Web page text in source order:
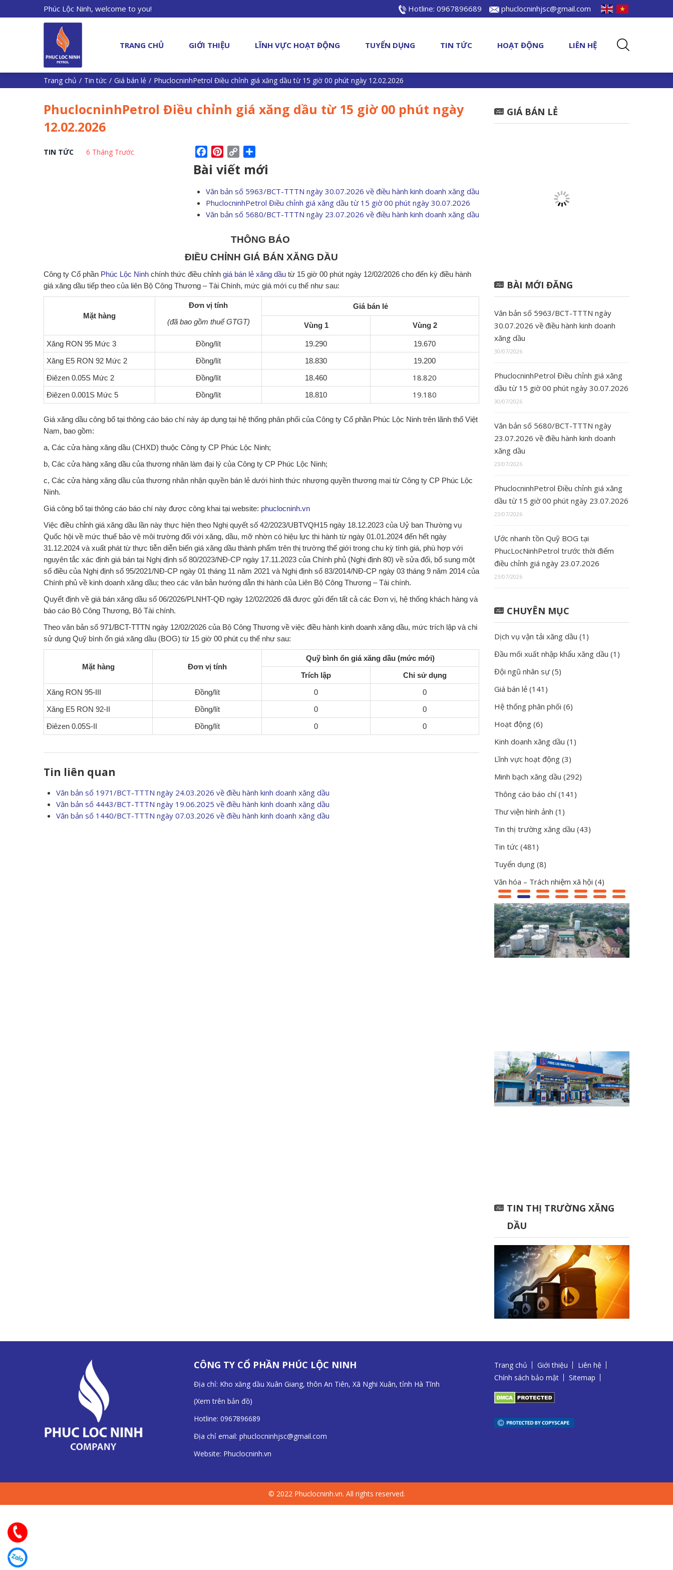
Phúc Lộc Ninh, welcome to you! Hotline: 0967896689 phuclocninhjsc@gmail.com
TRANG CHỦ GIỚI THIỆU LĨNH VỰC HOẠT ĐỘNG TUYỂN DỤNG TIN TỨC HOẠT ĐỘNG LIÊN HỆ
Trang chủ / Tin tức / Giá bán lẻ / PhuclocninhPetrol Điều chỉnh giá xăng dầu từ 15 giờ 00 phút ngày 12.02.2026
PhuclocninhPetrol Điều chỉnh giá xăng dầu từ 15 giờ 00 phút ngày
12.02.2026
TIN TỨC 6 Tháng Trước FacebookPinterest
Copy
Bài viết mới
Văn bản số 5963/BCT-TTTN ngày 30.07.2026 về điều hành kinh doanh xăng dầu
PhuclocninhPetrol Điều chỉnh giá xăng dầu từ 15 giờ 00 phút ngày 30.07.2026
Văn bản số 5680/BCT-TTTN ngày 23.07.2026 về điều hành kinh doanh xăng dầu
THÔNG BÁO
ĐIỀU CHỈNH GIÁ BÁN XĂNG DẦU
Công ty Cổ phần Phúc Lộc Ninh chính thức điều chỉnh giá bán lẻ xăng dầu từ 15 giờ 00 phút ngày 12/02/2026 cho đến kỳ điều hành
giá xăng dầu tiếp theo của liên Bộ Công Thương – Tài Chính, mức giá mới cụ thể như sau:
Mặt hàng
Đơn vị tính
(đã bao gồm thuế GTGT)
Giá bán lẻ
Vùng 1 Vùng 2
Xăng RON 95 Mức 3 Đồng/lít 19.290
19.670
Xăng E5 RON 92 Mức 2
Đồng/lít 18.830
19.200
Điêzen 0.05S Mức 2
Đồng/lít 18.460 18.820
Điêzen 0.001S Mức 5 Đồng/lít 18.810 19.180
Giá xăng dầu công bố tại thông cáo báo chí này áp dụng tại hệ thống phân phối của Công ty Cổ phần Phúc Lộc Ninh trên lãnh thổ Việt
Nam, bao gồm:
a, Các cửa hàng xăng dầu (CHXD) thuộc Công ty CP Phúc Lộc Ninh;
b, Các cửa hàng xăng dầu của thương nhân làm đại lý của Công ty CP Phúc Lộc Ninh;
c, Các cửa hàng xăng dầu của thương nhân nhận quyền bán lẻ dưới hình thức nhượng quyền thương mại từ Công ty CP Phúc Lộc
Ninh.
Giá công bố tại thông cáo báo chí này được công khai tại website: phuclocninh.vn
Việc điều chỉnh giá xăng dầu lần này thực hiện theo Nghị quyết số 42/2023/UBTVQH15 ngày 18.12.2023 của Uỷ ban Thường vụ
Quốc hội về mức thuế bảo vệ môi trường đối với xăng, dầu, mỡ nhờn có hiệu lực thi hành từ ngày 01.01.2024 đến hết ngày
31.12.2024 và xuất phát từ thực tiễn diễn biến giá xăng dầu thành phẩm trên thị trường thế giới trong chu kỳ tính giá, phù hợp với
nguyên tắc xác định giá bán tại Nghị định số 80/2023/NĐ-CP ngày 17.11.2023 của Chính phủ (Nghị định 80) về sửa đổi, bổ sung một
số điều của Nghị định số 95/2021/NĐ-CP ngày 01 tháng 11 năm 2021 và Nghị định số 83/2014/NĐ-CP ngày 03 tháng 9 năm 2014 của
Chính phủ về kinh doanh xăng dầu; theo các văn bản hướng dẫn thi hành của Liên Bộ Công Thương – Tài chính.
Quyết định về giá bán xăng dầu số 06/2026/PLNHT-QĐ ngày 12/02/2026 đã được gửi đến tất cả các Đơn vị, hệ thống khách hàng và
báo cáo Bộ Công Thương, Bộ Tài chính.
Theo văn bản số 971/BCT-TTTN ngày 12/02/2026 của Bộ Công Thương về việc điều hành kinh doanh xăng dầu, mức trích lập và chi
sử dụng Quỹ bình ổn giá xăng dầu (BOG) từ 15 giờ 00 phút cụ thể như sau:
Mặt hàng Đơn vị tính
Quỹ bình ổn giá xăng dầu (mức mới)
Trích lập
Chi sử dụng
Xăng RON 95-III
Đồng/lít 0
0
Xăng E5 RON 92-II
Đồng/lít 0
0
Điêzen 0.05S-II
Đồng/lít 0 0
Tin liên quan
Văn bản số 1971/BCT-TTTN ngày 24.03.2026 về điều hành kinh doanh xăng dầu
Văn bản số 4443/BCT-TTTN ngày 19.06.2025 về điều hành kinh doanh xăng dầu
Văn bản số 1440/BCT-TTTN ngày 07.03.2026 về điều hành kinh doanh xăng dầu
GIÁ BÁN LẺ
BÀI MỚI ĐĂNG
Văn bản số 5963/BCT-TTTN ngày
30.07.2026 về điều hành kinh doanh
xăng dầu
30/07/2026
PhuclocninhPetrol Điều chỉnh giá xăng
dầu từ 15 giờ 00 phút ngày 30.07.2026
30/07/2026
Văn bản số 5680/BCT-TTTN ngày
23.07.2026 về điều hành kinh doanh
xăng dầu
23/07/2026
PhuclocninhPetrol Điều chỉnh giá xăng
dầu từ 15 giờ 00 phút ngày 23.07.2026
23/07/2026
Ước nhanh tồn Quỹ BOG tại
PhucLocNinhPetrol trước thời điểm
điều chỉnh giá ngày 23.07.2026
23/07/2026
CHUYÊN MỤC
Dịch vụ vận tải xăng dầu (1)
Đầu mối xuất nhập khẩu xăng dầu (1)
Đội ngũ nhân sự(5)
Giá bán lẻ (141)
Hệ thống phân phối (6)
Hoạt động (6)
Kinh doanh xăng dầu (1)
Lĩnh vực hoạt động (3)
Minh bạch xăng dầu (292)
Thông cáo báo chí(141)
Thư viện hình ảnh (1)
Tin thị trường xăng dầu (43)
Tin tức (481)
Tuyển dụng (8)
Văn hóa – Trách nhiệm xã hội (4)
TIN THỊ TRƯỜNG XĂNG
DẦU
CÔNG TY CỔ PHẦN PHÚC LỘC NINH
Địa chỉ: Kho xăng dầu Xuân Giang, thôn An Tiên, Xã Nghi Xuân, tỉnh Hà Tĩnh
(Xem trên bản đồ)
Hotline: 0967896689
Địa chỉ email: phuclocninhjsc@gmail.com
Website: Phuclocninh.vn
Trang chủ Giới thiệu
Liên hệ
Chính sách bảo mật
Sitemap
© 2022 Phuclocninh.vn. All rights reserved.